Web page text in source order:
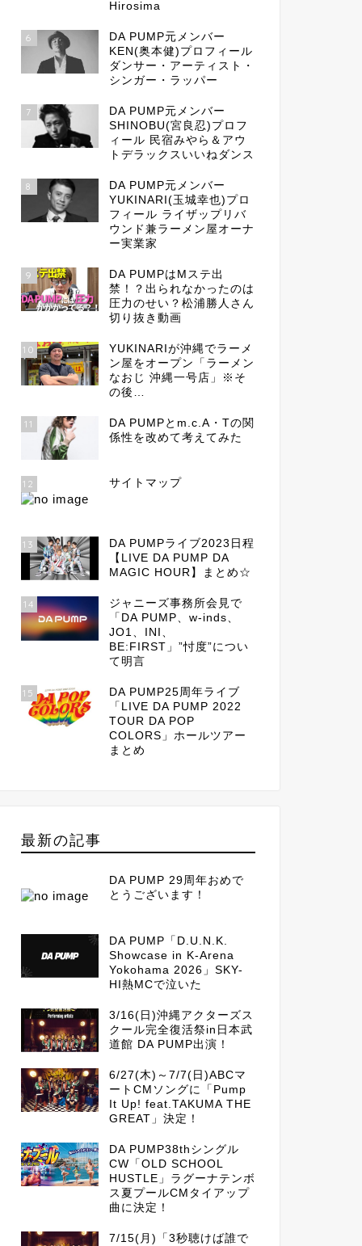
Hirosima
6
DA PUMP元メンバー
KEN(奥本健)プロフィール
ダンサー・アーティスト・
シンガー・ラッパー
7
DA PUMP元メンバー
SHINOBU(宮良忍)プロフ
ィール 民宿みやら＆アウ
トデラックスいいねダンス
8
DA PUMP元メンバー
YUKINARI(玉城幸也)プロ
フィール ライザップリバ
ウンド兼ラーメン屋オーナ
ー実業家
9
DA PUMPはMステ出
禁！？出られなかったのは
圧力のせい？松浦勝人さん
切り抜き動画
10
YUKINARIが沖縄でラーメ
ン屋をオープン「ラーメン
なおじ 沖縄一号店」※そ
の後…
11
DA PUMPとm.c.A・Tの関
係性を改めて考えてみた
12 サイトマップ
13
DA PUMPライブ2023日程
【LIVE DA PUMP DA
MAGIC HOUR】まとめ☆
14
ジャニーズ事務所会見で
「DA PUMP、w-inds、
JO1、INI、
BE:FIRST」”忖度”につい
て明言
15
DA PUMP25周年ライブ
「LIVE DA PUMP 2022
TOUR DA POP
COLORS」ホールツアー
まとめ
最新の記事
DA PUMP 29周年おめで
とうございます！
DA PUMP「D.U.N.K.
Showcase in K-Arena
Yokohama 2026」SKY-
HI熱MCで泣いた
3/16(日)沖縄アクターズス
クール完全復活祭in日本武
道館 DA PUMP出演！
6/27(木)～7/7(日)ABCマ
ートCMソングに「Pump
It Up! feat.TAKUMA THE
GREAT」決定！
DA PUMP38thシングル
CW「OLD SCHOOL
HUSTLE」ラグーナテンボ
ス夏プールCMタイアップ
曲に決定！
7/15(月)「3秒聴けば誰で